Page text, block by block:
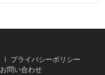
プライバシーポリシー
お問い合わせ